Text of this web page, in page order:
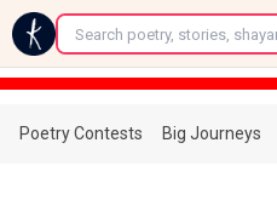
←
Poetry Contests Big Journeys